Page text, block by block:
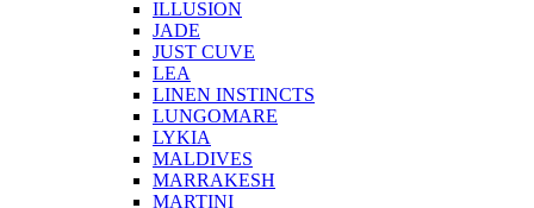
ILLUSION
JADE
JUST CUVE
LEA
LINEN INSTINCTS
LUNGOMARE
LYKIA
MALDIVES
MARRAKESH
MARTINI